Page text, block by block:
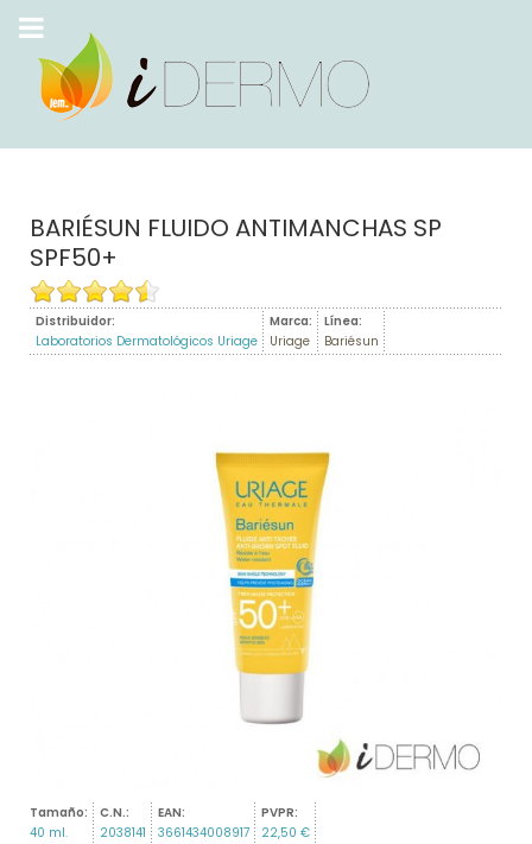
BARIÉSUN FLUIDO ANTIMANCHAS SP
SPF50+
Distribuidor:
Laboratorios Dermatológicos Uriage
Marca:
Uriage
Línea:
Bariésun
Tamaño:
40 ml.
C.N.:
2038141
EAN:
3661434008917
PVPR:
22,50 €